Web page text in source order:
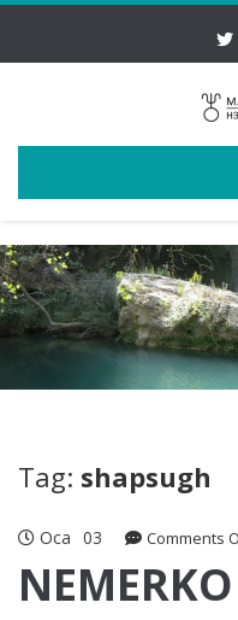
Tag: shapsugh
Oca 03 Comments